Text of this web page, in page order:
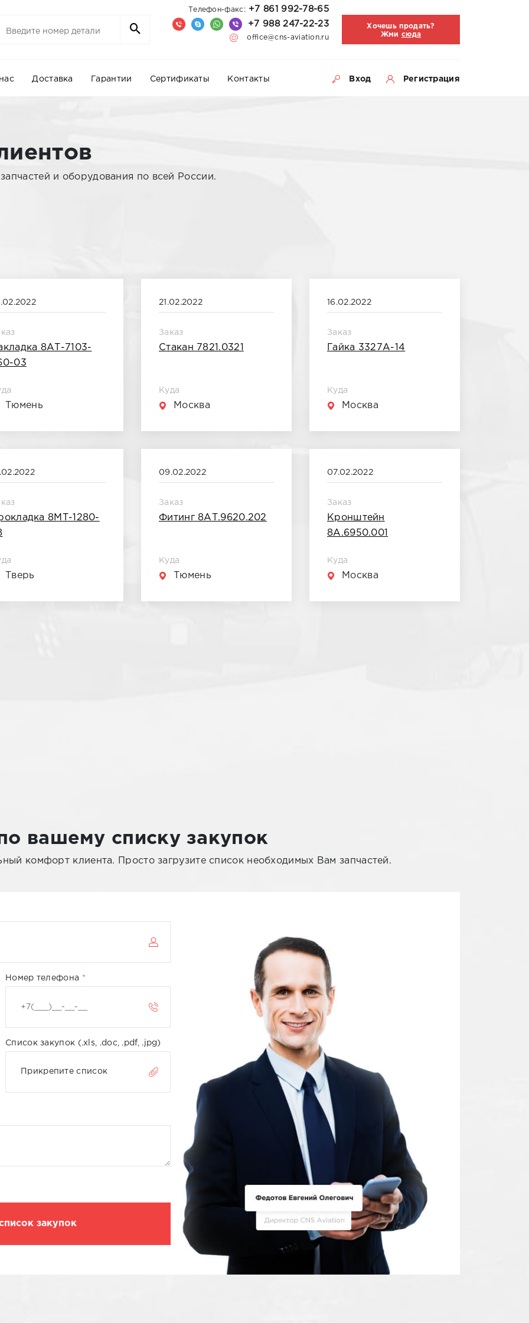
+7 988 247-22-23
Телефон-факс: +7 861 992-78-65
office@cns-aviation.ru
Хочешь продать?
Жми сюда
Доставка Гарантии Сертификаты Контакты Вход Регистрация
и оборудования по всей России.
8АТ-7103-
03
Тюмень
21.02.2022
Заказ
Стакан 7821.0321
Куда
Москва
16.02.2022
Заказ
Гайка 3327А-14
Куда
Москва
8МТ-1280-
Тверь
09.02.2022
Заказ
Фитинг 8АТ.9620.202
Куда
Тюмень
07.02.2022
Заказ
Кронштейн
8А.6950.001
Куда
Москва
вашему списку закупок
комфорт клиента. Просто загрузите список необходимых Вам запчастей.
Номер телефона
Список закупок (.xls, .doc, .pdf, .jpg)
Прикрепите список
закупок